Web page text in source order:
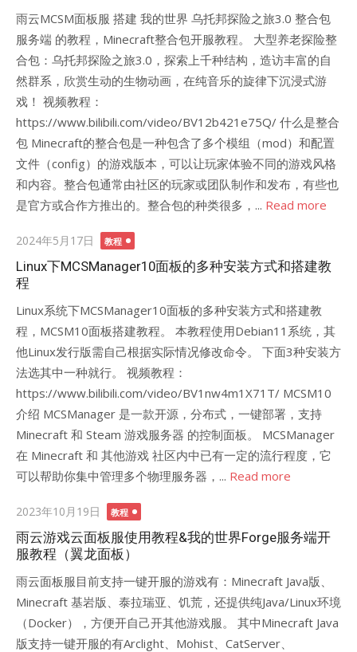
雨云MCSM面板服 搭建 我的世界 乌托邦探险之旅3.0 整合包
服务端 的教程，Minecraft整合包开服教程。 大型养老探险整
合包：乌托邦探险之旅3.0，探索上千种结构，造访丰富的自
然群系，欣赏生动的生物动画，在纯音乐的旋律下沉浸式游
戏！ 视频教程：
https://www.bilibili.com/video/BV12b421e75Q/ 什么是整合
包 Minecraft的整合包是一种包含了多个模组（mod）和配置
文件（config）的游戏版本，可以让玩家体验不同的游戏风格
和内容。整合包通常由社区的玩家或团队制作和发布，有些也
是官方或合作方推出的。整合包的种类很多，... Read more
Posted
on
2024年5月17日 教程
Linux下MCSManager10面板的多种安装方式和搭建教
程
Linux系统下MCSManager10面板的多种安装方式和搭建教
程，MCSM10面板搭建教程。 本教程使用Debian11系统，其
他Linux发行版需自己根据实际情况修改命令。 下面3种安装方
法选其中一种就行。 视频教程：
https://www.bilibili.com/video/BV1nw4m1X71T/ MCSM10
介绍 MCSManager 是一款开源，分布式，一键部署，支持
Minecraft 和 Steam 游戏服务器 的控制面板。 MCSManager
在 Minecraft 和 其他游戏 社区内中已有一定的流行程度，它
可以帮助你集中管理多个物理服务器，... Read more
Posted
on
2023年10月19日 教程
雨云游戏云面板服使用教程&我的世界Forge服务端开
服教程（翼龙面板）
雨云面板服目前支持一键开服的游戏有：Minecraft Java版、
Minecraft 基岩版、泰拉瑞亚、饥荒，还提供纯Java/Linux环境
（Docker），方便开自己开其他游戏服。 其中Minecraft Java
版支持一键开服的有Arclight、Mohist、CatServer、